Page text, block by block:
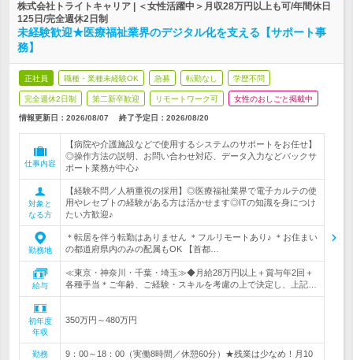
株式会社トライトキャリア | ＜女性活躍中＞月収28万円以上も可/年間休日
125日/完全週休2日制
未経験歓迎★医療福祉業界のデジタル化を支える【サポート事
務】
正社員 職種・業種未経験OK 急募 転勤なし 学歴不問
完全週休2日制 第二新卒歓迎 リモートワーク可 女性のおしごと掲載中
情報更新日：2026/08/07 終了予定日： 2026/08/20
仕事内容
【病院や介護施設などで使用するシステムのサポートをお任せ】
◎操作方法の説明、お問い合わせ対応、データ入力などバックサ
ポート業務が中心♪
対象と
なる方
【経験不問／人柄重視の採用】◎医療福祉業界で電子カルテの使
用やレセプトの経験がある方は活かせます◎ITの知識を身につけ
たい方歓迎♪
勤務地
＊転居を伴う転勤はありません ＊フルリモートあり♪ ＊お住まい
の都道府県内のみの配属もOK 【首都…
給与
≪東京・神奈川・千葉・埼玉≫◆月給28万円以上＋賞与年2回＋
各種手当＊ご年齢、ご経験・スキルを考慮の上で決定し、上記…
初年度
年収
350万円～480万円
勤務
9：00～18：00（実働8時間／休憩60分）★残業は少なめ！月10